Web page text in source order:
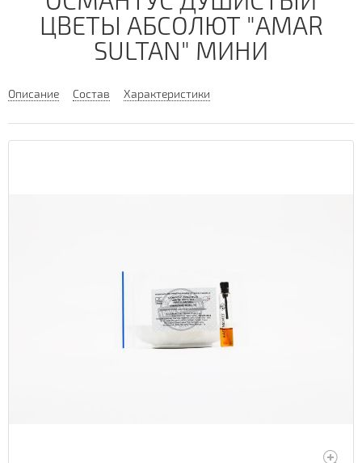
ЦВЕТЫ АБСОЛЮТ "AMAR
SULTAN" МИНИ
Описание Состав Характеристики